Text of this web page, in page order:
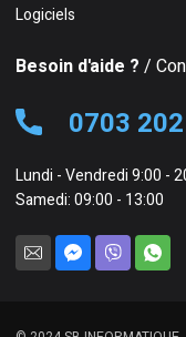
Logiciels
Besoin d'aide ? /
0703
Lundi - Vendredi 9:00 -
Samedi: 09:00 - 13:00